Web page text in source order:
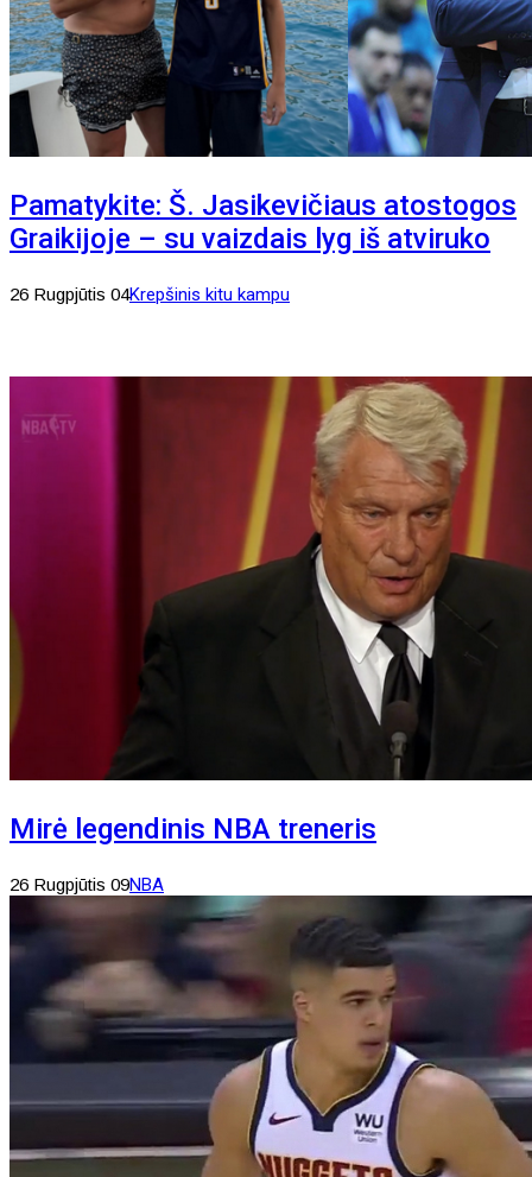
Pamatykite: Š. Jasikevičiaus atostogos
Graikijoje – su vaizdais lyg iš atviruko
26 Rugpjūtis 04Krepšinis kitu kampu
Mirė legendinis NBA treneris
26 Rugpjūtis 09NBA